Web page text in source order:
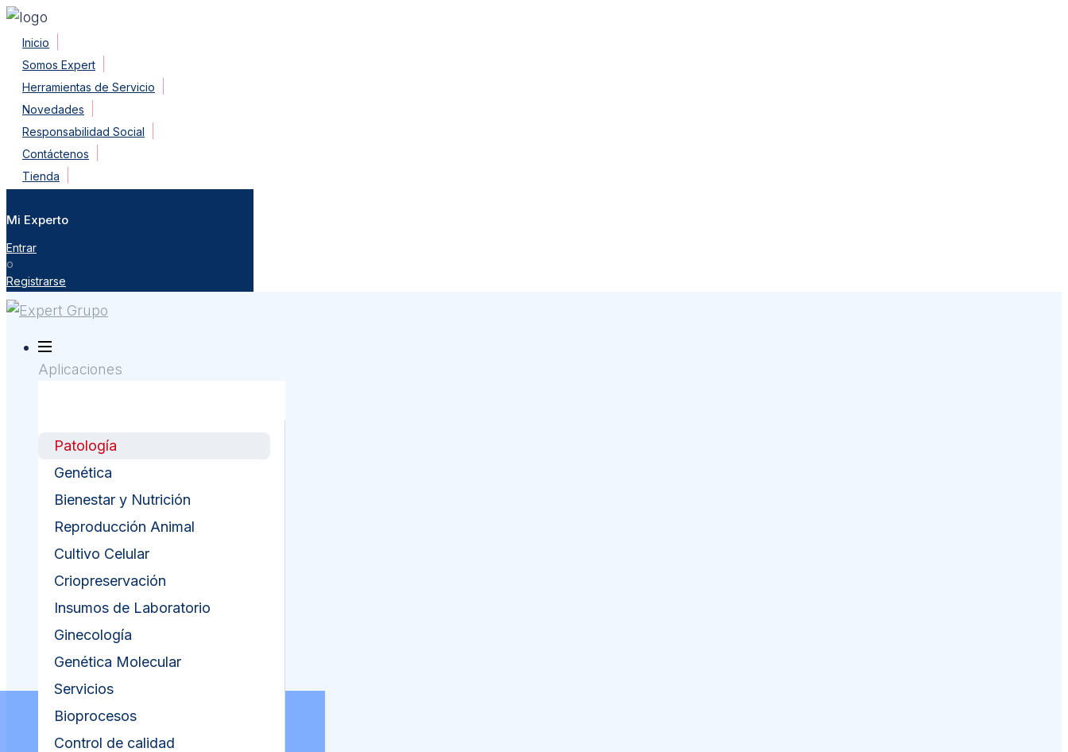
Skip
content
Inicio
Somos Expert
Herramientas de Servicio
Novedades
Responsabilidad Social
Contáctenos
Tienda
Mi Experto
Entrar
o
Registrarse
Aplicaciones
Patología
Genética
Bienestar y Nutrición
Reproducción Animal
Cultivo Celular
Criopreservación
Insumos de Laboratorio
Ginecología
Genética Molecular
Servicios
Bioprocesos
Control de calidad